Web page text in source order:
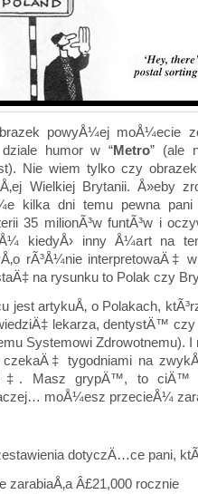
powyÅ¼ej moÅ¼ecie
humor w “Metro” (ale
Nie wiem tylko czy
Wielkiej Brytanii. Å»eby
kilka dni temu pewna pani
35 milionÃ³w funtÃ³w i
kiedyÅ› inny Å¼art na
rÃ³Å¼nie interpretowaÄ‡
na rysunku to Polak czy
jest artykuÅ‚ o Polakach,
lekarza, dentystÄ™
Systemowi Zdrowotnemu).
czekaÄ‡ tygodniami na
Masz grypÄ™, to ciÄ™
moÅ¼esz przecieÅ¼
dotyczÄ…ce pani,
zarabiaÅ‚a Â£21,000 rocznie